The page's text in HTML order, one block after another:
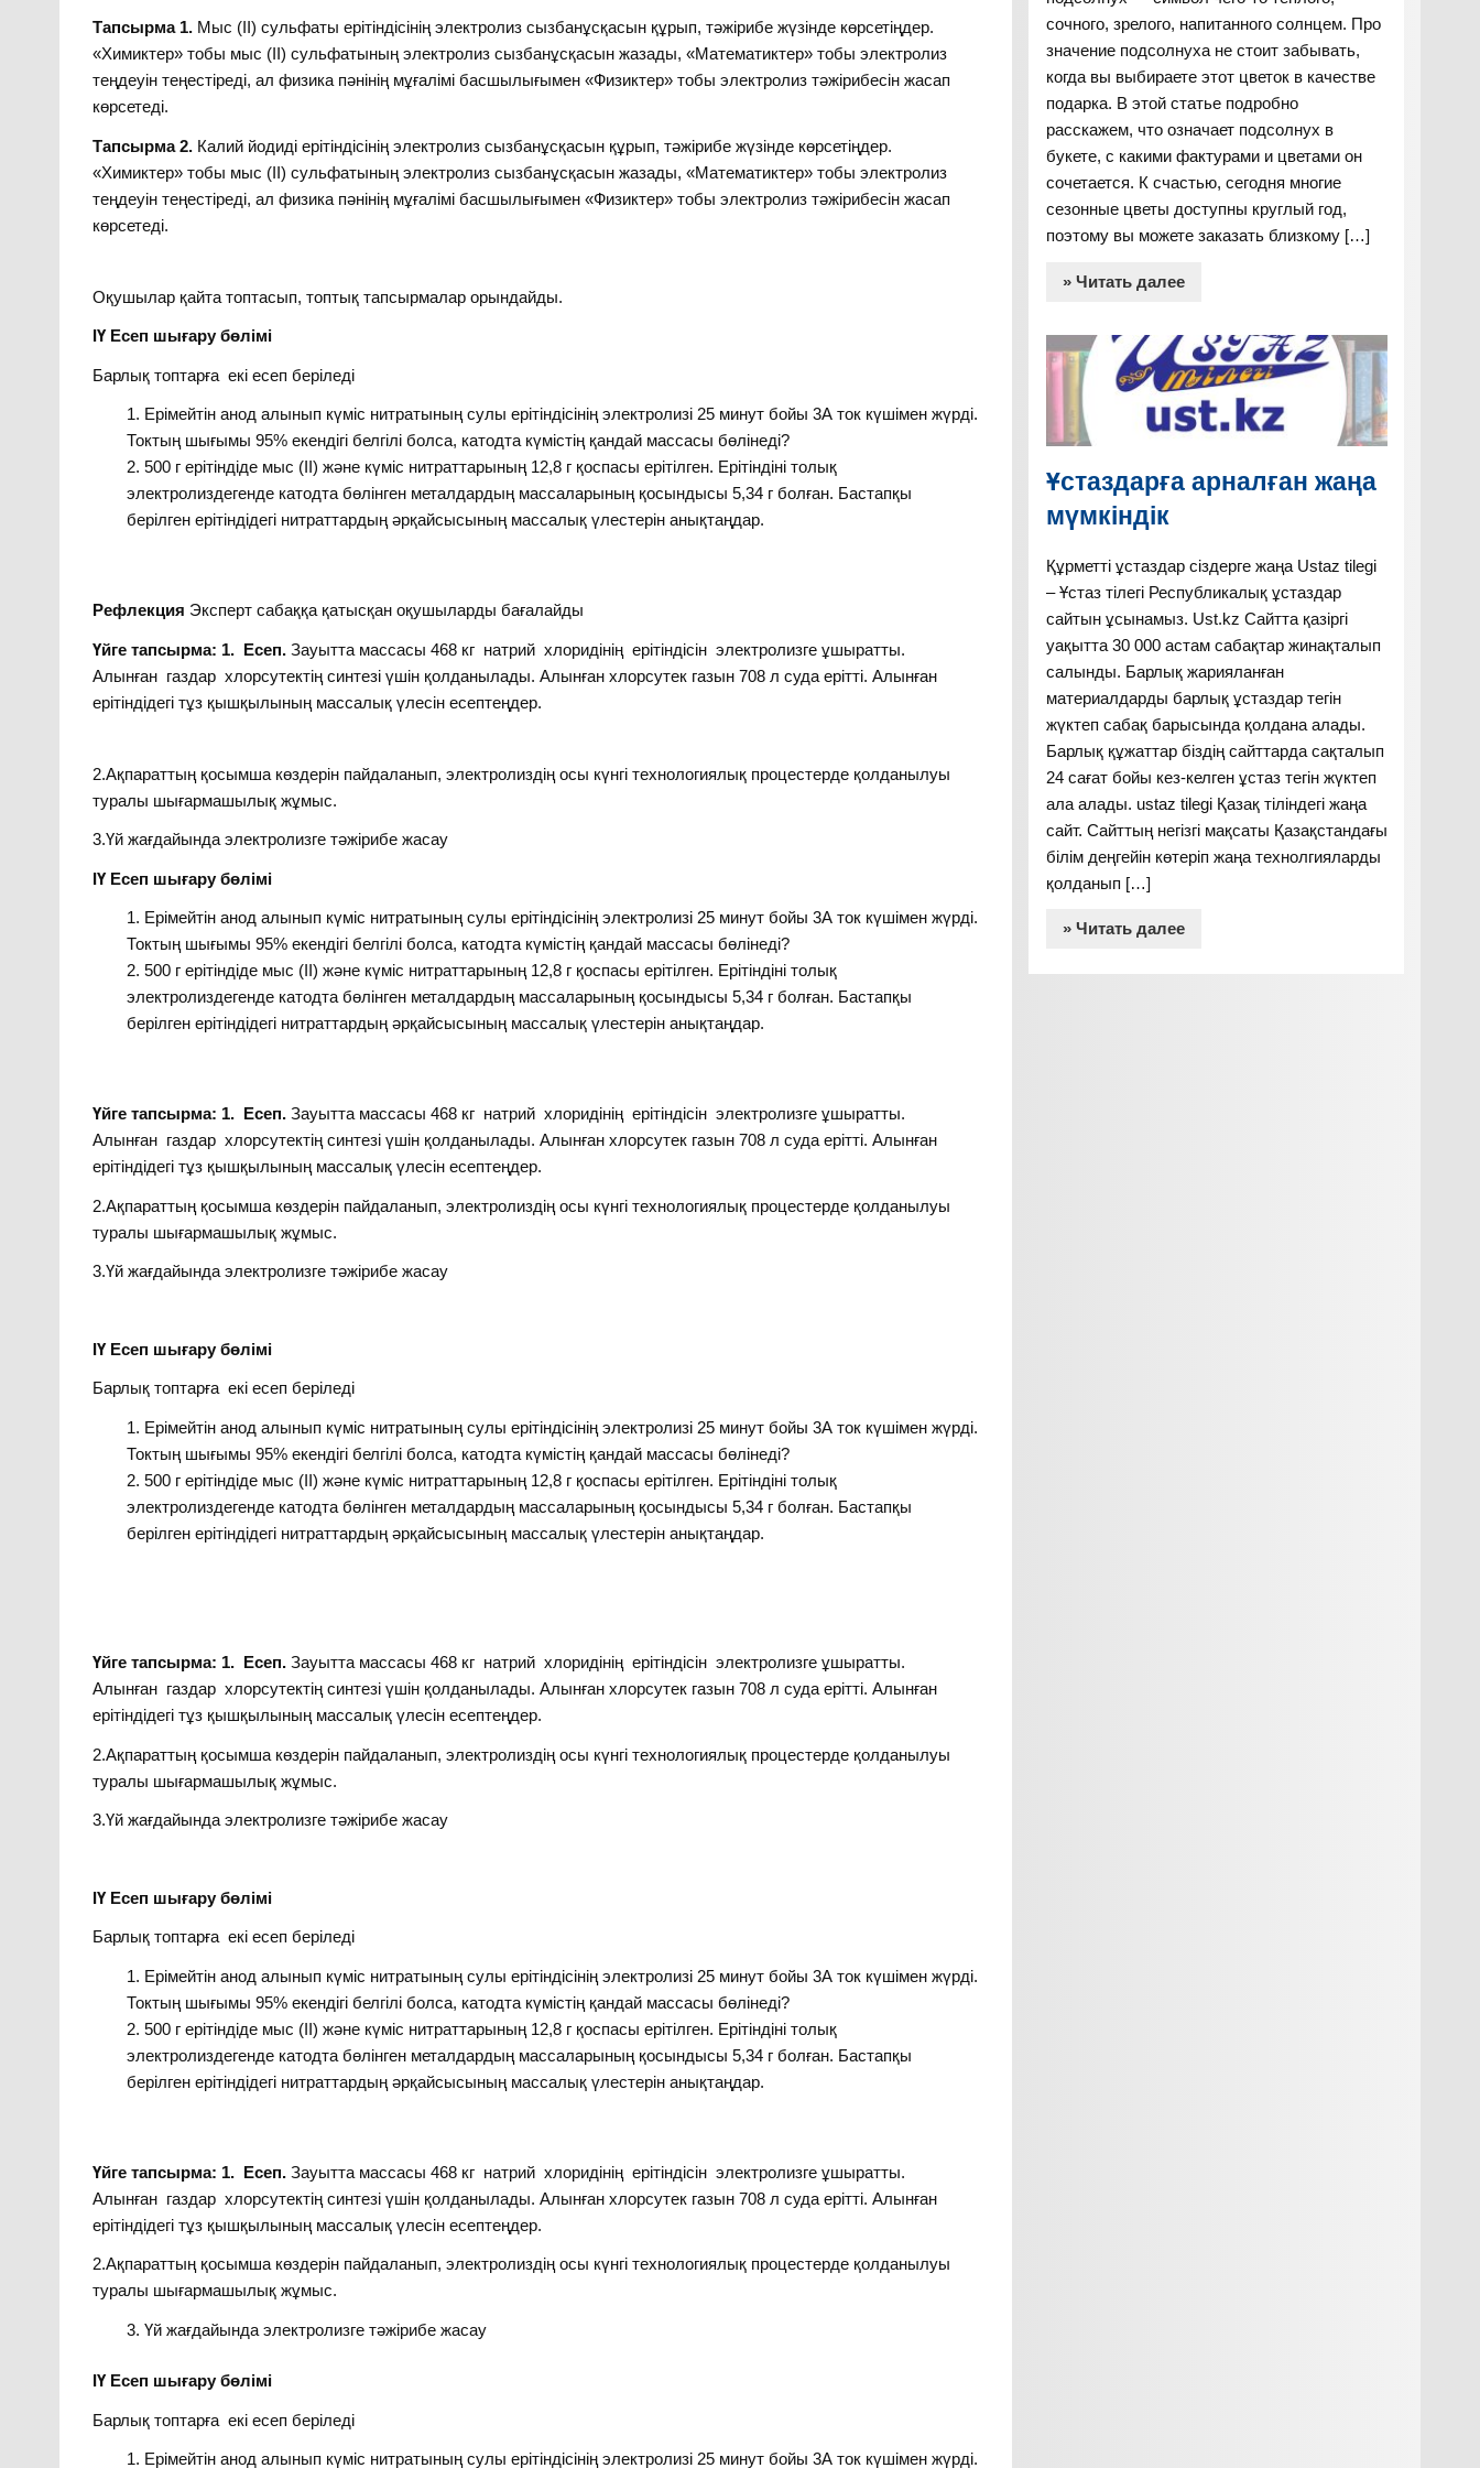
Тапсырма 1. Мыс (ІІ) сульфаты ерітіндісінің электролиз сызбанұсқасын құрып, тәжірибе жүзінде көрсетіңдер.
«Химиктер» тобы мыс (ІІ) сульфатының электролиз сызбанұсқасын жазады, «Математиктер» тобы электролиз
теңдеуін теңестіреді, ал физика пәнінің мұғалімі басшылығымен «Физиктер» тобы электролиз тәжірибесін жасап
көрсетеді.
Тапсырма 2. Калий йодиді ерітіндісінің электролиз сызбанұсқасын құрып, тәжірибе жүзінде көрсетіңдер.
«Химиктер» тобы мыс (ІІ) сульфатының электролиз сызбанұсқасын жазады, «Математиктер» тобы электролиз
теңдеуін теңестіреді, ал физика пәнінің мұғалімі басшылығымен «Физиктер» тобы электролиз тәжірибесін жасап
көрсетеді.
Оқушылар қайта топтасып, топтық тапсырмалар орындайды.
ІҮ Есеп шығару бөлімі
Барлық топтарға екі есеп беріледі
Ерімейтін анод алынып күміс нитратының сулы ерітіндісінің электролизі 25 минут бойы 3А ток күшімен жүрді.
Токтың шығымы 95% екендігі белгілі болса, катодта күмістің қандай массасы бөлінеді?
500 г ерітіндіде мыс (ІІ) және күміс нитраттарының 12,8 г қоспасы ерітілген. Ерітіндіні толық
электролиздегенде катодта бөлінген металдардың массаларының қосындысы 5,34 г болған. Бастапқы
берілген ерітіндідегі нитраттардың әрқайсысының массалық үлестерін анықтаңдар.
Рефлекция Эксперт сабаққа қатысқан оқушыларды бағалайды
Үйге тапсырма: 1. Есеп.Зауытта массасы 468 кг натрий хлоридінің ерітіндісін электролизге ұшыратты.
Алынған газдар хлорсутектің синтезі үшін қолданылады. Алынған хлорсутек газын 708 л суда ерітті. Алынған
ерітіндідегі тұз қышқылының массалық үлесін есептеңдер.
2.Ақпараттың қосымша көздерін пайдаланып, электролиздің осы күнгі технологиялық процестерде қолданылуы
туралы шығармашылық жұмыс.
3.Үй жағдайында электролизге тәжірибе жасау
ІҮ Есеп шығару бөлімі
Ерімейтін анод алынып күміс нитратының сулы ерітіндісінің электролизі 25 минут бойы 3А ток күшімен жүрді.
Токтың шығымы 95% екендігі белгілі болса, катодта күмістің қандай массасы бөлінеді?
500 г ерітіндіде мыс (ІІ) және күміс нитраттарының 12,8 г қоспасы ерітілген. Ерітіндіні толық
электролиздегенде катодта бөлінген металдардың массаларының қосындысы 5,34 г болған. Бастапқы
берілген ерітіндідегі нитраттардың әрқайсысының массалық үлестерін анықтаңдар.
Үйге тапсырма: 1. Есеп.Зауытта массасы 468 кг натрий хлоридінің ерітіндісін электролизге ұшыратты.
Алынған газдар хлорсутектің синтезі үшін қолданылады. Алынған хлорсутек газын 708 л суда ерітті. Алынған
ерітіндідегі тұз қышқылының массалық үлесін есептеңдер.
2.Ақпараттың қосымша көздерін пайдаланып, электролиздің осы күнгі технологиялық процестерде қолданылуы
туралы шығармашылық жұмыс.
3.Үй жағдайында электролизге тәжірибе жасау
ІҮ Есеп шығару бөлімі
Барлық топтарға екі есеп беріледі
Ерімейтін анод алынып күміс нитратының сулы ерітіндісінің электролизі 25 минут бойы 3А ток күшімен жүрді.
Токтың шығымы 95% екендігі белгілі болса, катодта күмістің қандай массасы бөлінеді?
500 г ерітіндіде мыс (ІІ) және күміс нитраттарының 12,8 г қоспасы ерітілген. Ерітіндіні толық
электролиздегенде катодта бөлінген металдардың массаларының қосындысы 5,34 г болған. Бастапқы
берілген ерітіндідегі нитраттардың әрқайсысының массалық үлестерін анықтаңдар.
Үйге тапсырма: 1. Есеп.Зауытта массасы 468 кг натрий хлоридінің ерітіндісін электролизге ұшыратты.
Алынған газдар хлорсутектің синтезі үшін қолданылады. Алынған хлорсутек газын 708 л суда ерітті. Алынған
ерітіндідегі тұз қышқылының массалық үлесін есептеңдер.
2.Ақпараттың қосымша көздерін пайдаланып, электролиздің осы күнгі технологиялық процестерде қолданылуы
туралы шығармашылық жұмыс.
3.Үй жағдайында электролизге тәжірибе жасау
ІҮ Есеп шығару бөлімі
Барлық топтарға екі есеп беріледі
Ерімейтін анод алынып күміс нитратының сулы ерітіндісінің электролизі 25 минут бойы 3А ток күшімен жүрді.
Токтың шығымы 95% екендігі белгілі болса, катодта күмістің қандай массасы бөлінеді?
500 г ерітіндіде мыс (ІІ) және күміс нитраттарының 12,8 г қоспасы ерітілген. Ерітіндіні толық
электролиздегенде катодта бөлінген металдардың массаларының қосындысы 5,34 г болған. Бастапқы
берілген ерітіндідегі нитраттардың әрқайсысының массалық үлестерін анықтаңдар.
Үйге тапсырма: 1. Есеп.Зауытта массасы 468 кг натрий хлоридінің ерітіндісін электролизге ұшыратты.
Алынған газдар хлорсутектің синтезі үшін қолданылады. Алынған хлорсутек газын 708 л суда ерітті. Алынған
ерітіндідегі тұз қышқылының массалық үлесін есептеңдер.
2.Ақпараттың қосымша көздерін пайдаланып, электролиздің осы күнгі технологиялық процестерде қолданылуы
туралы шығармашылық жұмыс.
Үй жағдайында электролизге тәжірибе жасау
ІҮ Есеп шығару бөлімі
Барлық топтарға екі есеп беріледі
Ерімейтін анод алынып күміс нитратының сулы ерітіндісінің электролизі 25 минут бойы 3А ток күшімен жүрді.
сочного, зрелого, напитанного солнцем. Про
значение подсолнуха не стоит забывать,
когда вы выбираете этот цветок в качестве
подарка. В этой статье подробно
расскажем, что означает подсолнух в
букете, с какими фактурами и цветами он
сочетается. К счастью, сегодня многие
сезонные цветы доступны круглый год,
поэтому вы можете заказать близкому […]
» Читать далее
Ұстаздарға арналған жаңа
мүмкіндік
Құрметті ұстаздар сіздерге жаңа Ustaz tilegi
– Ұстаз тілегі Республикалық ұстаздар
сайтын ұсынамыз. Ust.kz Сайтта қазіргі
уақытта 30 000 астам сабақтар жинақталып
салынды. Барлық жарияланған
материалдарды барлық ұстаздар тегін
жүктеп сабақ барысында қолдана алады.
Барлық құжаттар біздің сайттарда сақталып
24 сағат бойы кез-келген ұстаз тегін жүктеп
ала алады. ustaz tilegi Қазақ тіліндегі жаңа
сайт. Сайттың негізгі мақсаты Қазақстандағы
білім деңгейін көтеріп жаңа технолгияларды
қолданып […]
» Читать далее